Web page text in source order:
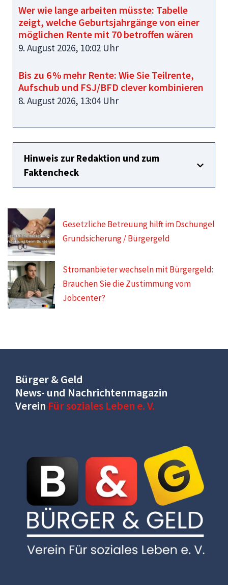
Wer wie lange arbeiten müsste: Tabelle
zeigt, welche Geburtsjahrgänge von einer
möglichen Rente mit 70 betroffen wären
9. August 2026, 10:02 Uhr
Bis zu 6 % mehr Rente: Wie Sie Teilrente,
Aufschub und FSJ/BFD clever kombinieren
8. August 2026, 13:04 Uhr
Hinweis zur Redaktion und zum
Faktencheck
Gesetzliche Betreuung hilft im Dschungel
Grundsicherung / Bürgergeld
Stromanbieter wechseln mit Bürgergeld:
Brauchen Sie die Zustimmung vom
Jobcenter?
Bürger & Geld
News- und Nachrichtenmagazin
Verein Für soziales Leben e. V.